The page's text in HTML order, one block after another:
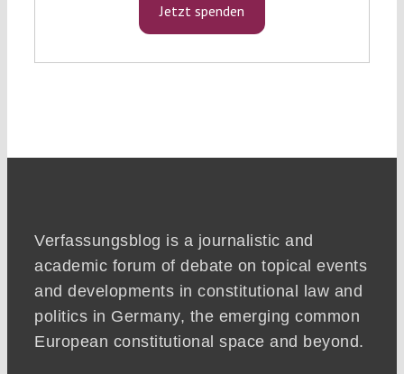
Jetzt spenden
Verfassungsblog is a journalistic and
academic forum of debate on topical events
and developments in constitutional law and
politics in Germany, the emerging common
European constitutional space and beyond.